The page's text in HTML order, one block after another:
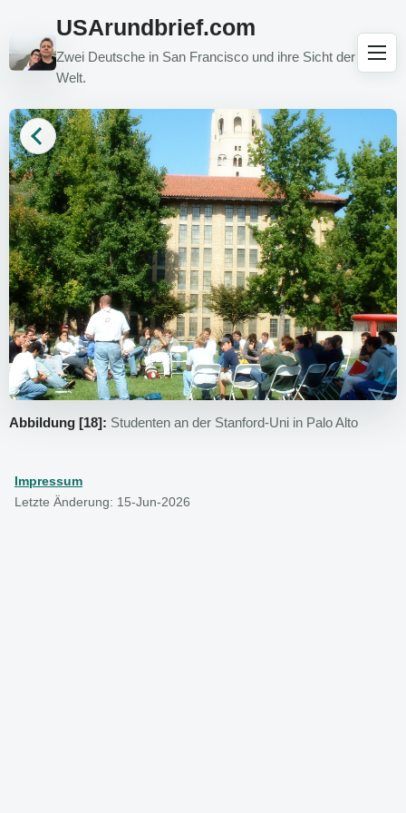
USArundbrief.com
Zwei Deutsche in San Francisco und ihre Sicht der
Welt.
Abbildung [18]: Studenten an der Stanford-Uni in Palo Alto
Impressum
Letzte Änderung: 15-Jun-2026